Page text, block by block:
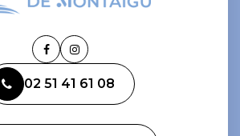
Lien
le
compte
Lien
le
compte
02 51 41 61 08